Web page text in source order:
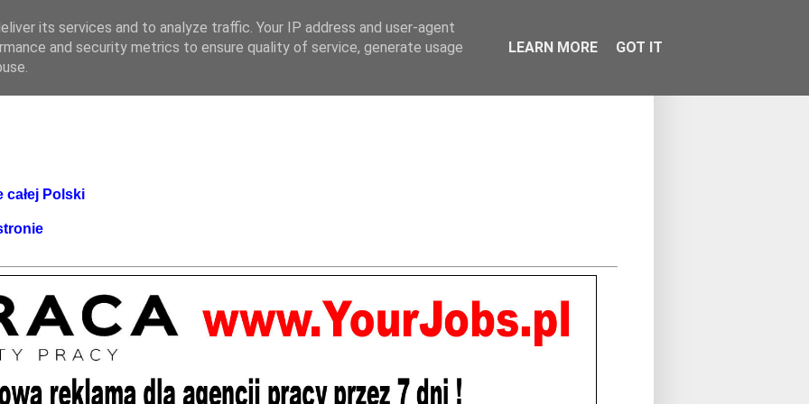
Polski
its services and to analyze traffic. Your IP address and user-agent
and security metrics to ensure quality of service, generate usage
LEARN MORE GOT IT